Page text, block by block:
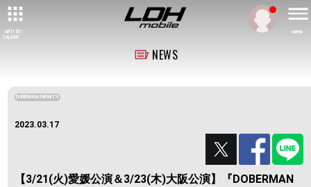
ARTIST/
TALENT
MENU
NEWS
DOBERMAN INFINITY
2023.03.17
【3/21(火)愛媛公演＆3/23(木)大阪公演】『DOBERMAN